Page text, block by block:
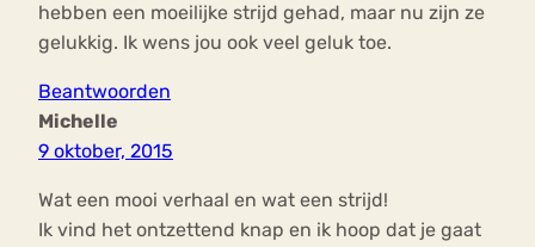
hebben een moeilijke strijd gehad, maar nu zijn ze
gelukkig. Ik wens jou ook veel geluk toe.
Beantwoorden
Michelle
9 oktober, 2015
Wat een mooi verhaal en wat een strijd!
Ik vind het ontzettend knap en ik hoop dat je gaat